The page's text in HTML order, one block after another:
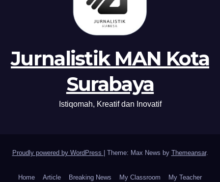
Jurnalistik MAN Kota
Surabaya
Istiqomah, Kreatif dan Inovatif
Proudly powered by WordPress | Theme: Max News by Themeansar.
Home Article Breaking News My Classroom My Teacher